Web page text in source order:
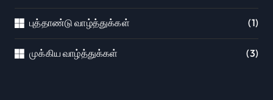
புத்தாண்டு வாழ்த்துக்கள் (1)
முக்கிய வாழ்த்துக்கள் (3)